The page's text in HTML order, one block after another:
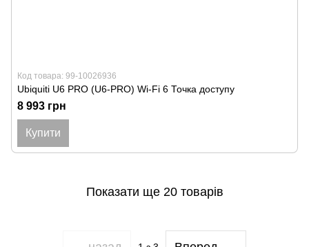
Код товара: 99-10026936
Ubiquiti U6 PRO (U6-PRO) Wi-Fi 6 Точка доступу
8 993 грн
Купити
Показати ще 20 товарів